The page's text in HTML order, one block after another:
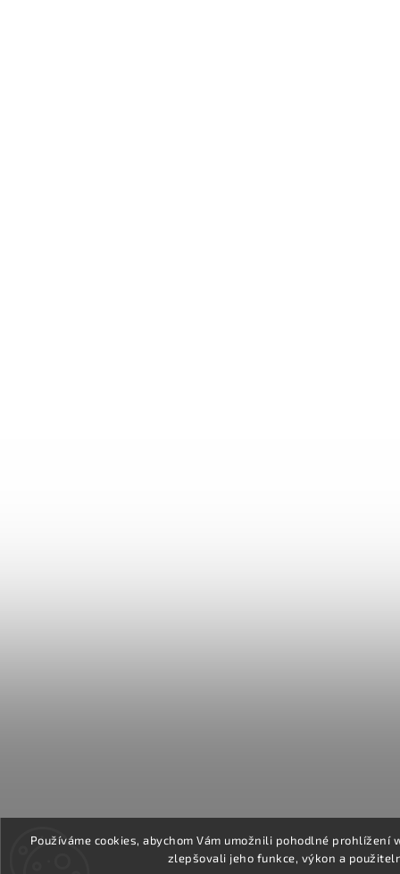
Používáme cookies, abychom Vám umožnili pohodlné
zlepšovali jeho funkce, výkon a